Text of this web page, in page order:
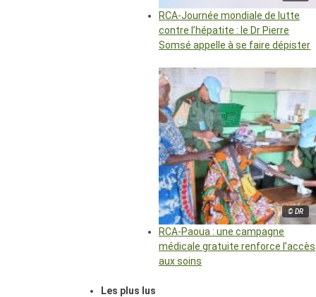
RCA-Journée mondiale de lutte
contre l’hépatite : le Dr Pierre
Somsé appelle à se faire dépister
© DR
RCA-Paoua : une campagne
médicale gratuite renforce l’accès
aux soins
Les plus lus